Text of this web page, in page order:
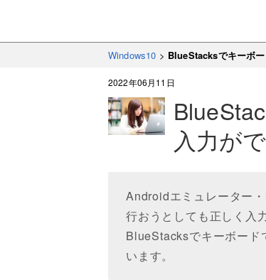
Windows10 > BlueStacksでキーボ
2022年06月11日
入力が
Androidエミュレーター
行おうとしても正しく入
BlueStacksでキーボード
います。